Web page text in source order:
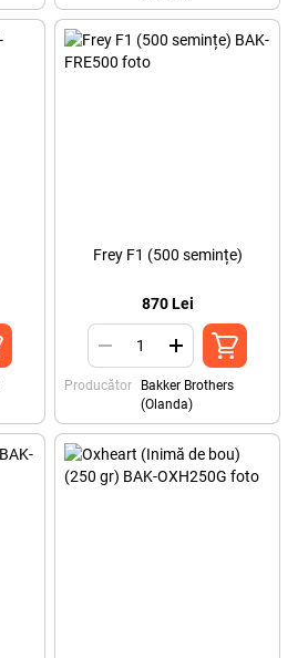
Frey F1 (500 semințe)
870 Lei
Producător
Bakker Brothers
(Olanda)